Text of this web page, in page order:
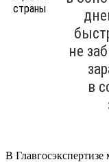
не
в
В Главгосэкспертизе